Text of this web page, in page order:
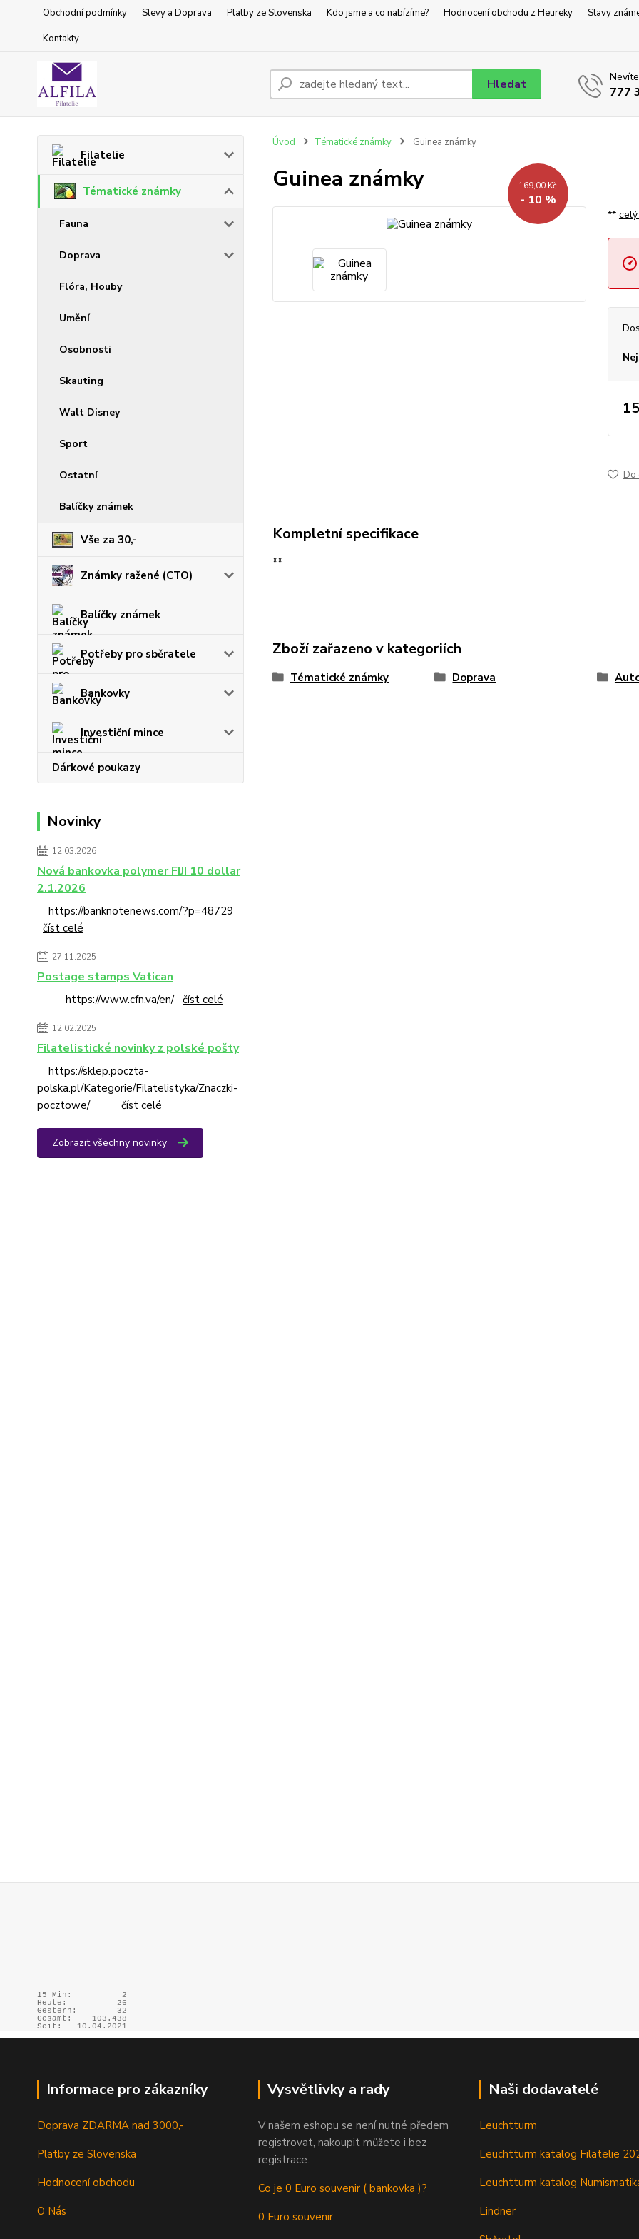
Obchodní podmínky Slevy a Doprava Platby ze Slovenska Kdo jsme a co nabízíme? Hodnocení obchodu z Heureky
Stavy
Kontakty
Hledat
777
Filatelie
Tématické známky
Fauna
Doprava
Flóra, Houby
Umění
Osobnosti
Skauting
Walt Disney
Sport
Ostatní
Balíčky známek
Vše za 30,-
Známky ražené (CTO)
Balíčky známek
Potřeby pro sběratele
Bankovky
Investiční mince
Dárkové poukazy
Novinky
12.03.2026
Nová bankovka polymer FIJI 10 dollar
2.1.2026
https://banknotenews.com/?p=48729
číst celé
27.11.2025
Postage stamps Vatican
https://www.cfn.va/en/ číst celé
12.02.2025
Filatelistické novinky z polské pošty
https://sklep.poczta-
polska.pl/Kategorie/Filatelistyka/Znaczki-
pocztowe/ číst celé
Zobrazit všechny novinky
Úvod Tématické známky Guinea známky
Guinea známky 169,00 Kč
- 10 %
**
Do
Kompletní specifikace
**
Zboží zařazeno v kategoriích
Tématické známky Doprava
15 Min:
2
Heute:
26
Gestern:
32
Gesamt:
103.438
Seit:
10.04.2021
Informace pro zákazníky
Doprava ZDARMA nad 3000,-
Platby ze Slovenska
Hodnocení obchodu
O Nás
Vysvětlivky a rady
V našem eshopu se není nutné předem
registrovat, nakoupit můžete i bez
registrace.
Co je 0 Euro souvenir ( bankovka )?
0 Euro souvenir
Naši dodavatelé
Leuchtturm
Leuchtturm katalog Filatelie
Leuchtturm katalog
Lindner